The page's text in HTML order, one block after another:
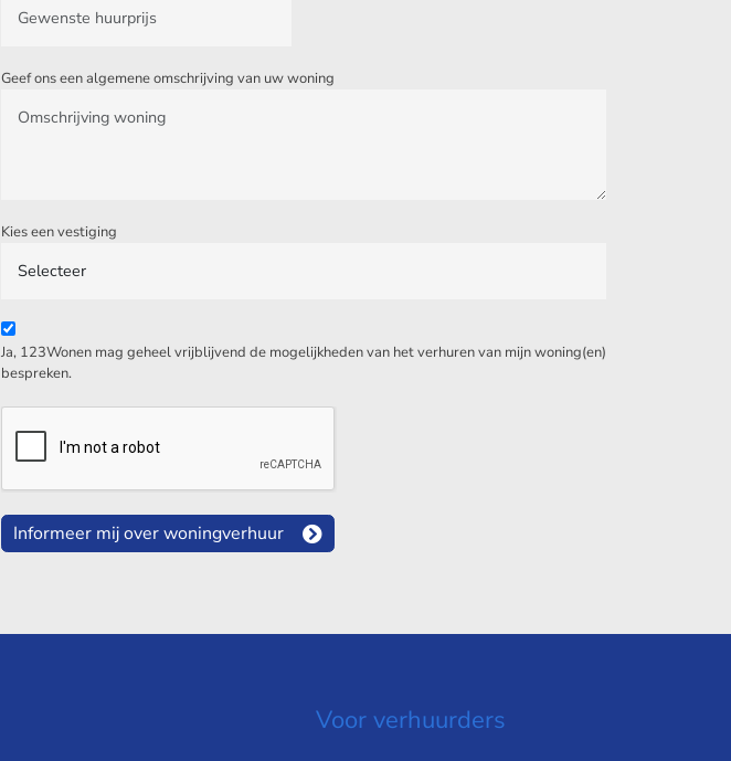
Geef ons een algemene omschrijving van uw woning
Kies een vestiging
Ja, 123Wonen mag geheel vrijblijvend de mogelijkheden van het verhuren van mijn woning(en)
bespreken.
Informeer mij over woningverhuur
Voor verhuurders